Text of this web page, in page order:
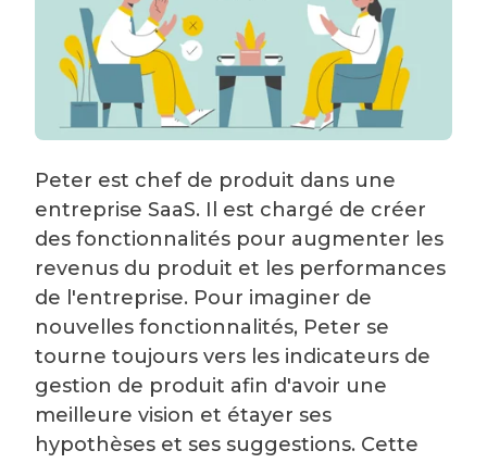
Peter est chef de produit dans une
entreprise SaaS. Il est chargé de créer
des fonctionnalités pour augmenter les
revenus du produit et les performances
de l'entreprise. Pour imaginer de
nouvelles fonctionnalités, Peter se
tourne toujours vers les indicateurs de
gestion de produit afin d'avoir une
meilleure vision et étayer ses
hypothèses et ses suggestions. Cette